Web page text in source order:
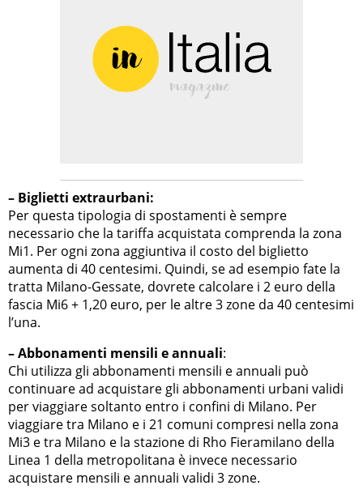
– Biglietti extraurbani:
Per questa tipologia di spostamenti è sempre
necessario che la tariffa acquistata comprenda la zona
Mi1. Per ogni zona aggiuntiva il costo del biglietto
aumenta di 40 centesimi. Quindi, se ad esempio fate la
tratta Milano-Gessate, dovrete calcolare i 2 euro della
fascia Mi6 + 1,20 euro, per le altre 3 zone da 40 centesimi
l’una.
– Abbonamenti mensili e annuali:
Chi utilizza gli abbonamenti mensili e annuali può
continuare ad acquistare gli abbonamenti urbani validi
per viaggiare soltanto entro i confini di Milano. Per
viaggiare tra Milano e i 21 comuni compresi nella zona
Mi3 e tra Milano e la stazione di Rho Fieramilano della
Linea 1 della metropolitana è invece necessario
acquistare mensili e annuali validi 3 zone.